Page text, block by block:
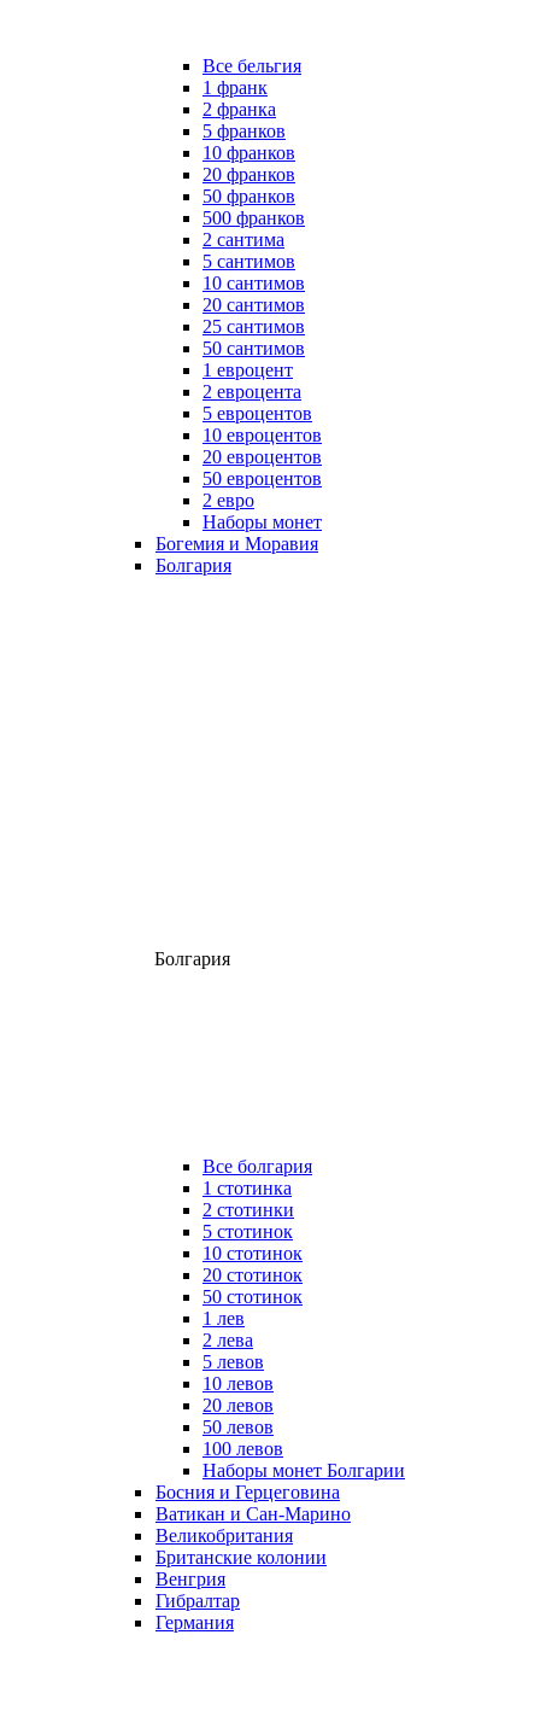
Все бельгия
1 франк
2 франка
5 франков
10 франков
20 франков
50 франков
500 франков
2 сантима
5 сантимов
10 сантимов
20 сантимов
25 сантимов
50 сантимов
1 евроцент
2 евроцента
5 евроцентов
10 евроцентов
20 евроцентов
50 евроцентов
2 евро
Наборы монет
Богемия и Моравия
Болгария
Болгария
Все болгария
1 стотинка
2 стотинки
5 стотинок
10 стотинок
20 стотинок
50 стотинок
1 лев
2 лева
5 левов
10 левов
20 левов
50 левов
100 левов
Наборы монет Болгарии
Босния и Герцеговина
Ватикан и Сан-Марино
Великобритания
Британские колонии
Венгрия
Гибралтар
Германия